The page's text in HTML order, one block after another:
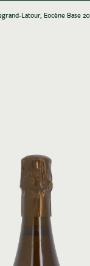
Latour, Eocène Base